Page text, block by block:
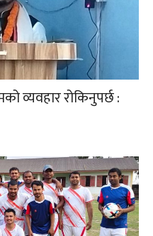
व्यवहार रोकिनुपर्छ :